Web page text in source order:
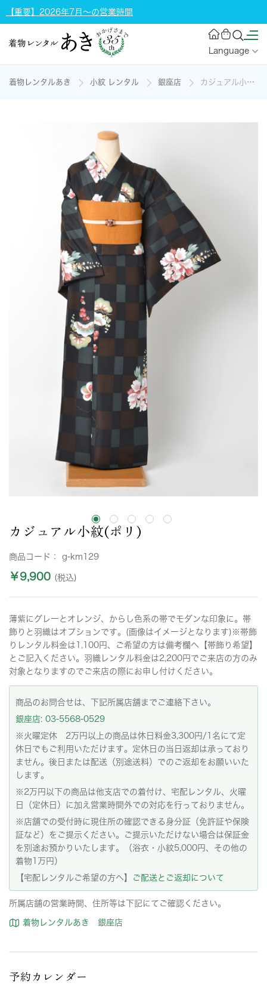
【重要】2026年7月～の営業時間
Language
着物レンタルあき 小紋 レンタル 銀座店 カジュアル小紋(ポリ)の着物レンタル
カジュアル小紋(ポリ)
商品コード： g-km129
￥9,900 (税込)
薄紫にグレーとオレンジ、からし色系の帯でモダンな印象に。帯
飾りと羽織はオプションです。(画像はイメージとなります)※帯飾
りレンタル料金は1,100円、ご希望の方は備考欄へ【帯飾り希望】
とご記入ください。羽織レンタル料金は2,200円でご来店の方のみ
対象となりますのでご来店の際にお申し付けください。
商品のお問合せは、下記所属店舗までご連絡下さい。
銀座店: 03-5568-0529
※火曜定休 2万円以上の商品は休日料金3,300円/1名にて定
休日でもご利用いただけます。定休日の当日返却は承っており
ません。後日または配送（別途送料）でのご返却をお願いいた
します。
※2万円以下の商品は他支店での着付け、宅配レンタル、火曜
日（定休日）に加え営業時間外での対応を行っておりません。
※店舗での受付時に現住所の確認できる身分証（免許証や保険
証など）をご提示ください。ご提示いただけない場合は保証金
を別途お預かりいたします。（浴衣・小紋5,000円、その他の
着物1万円）
【宅配レンタルご希望の方へ】
ご配送とご返却について
所属店舗の営業時間、住所等は下記にてご確認ください。
着物レンタルあき 銀座店
予約カレンダー